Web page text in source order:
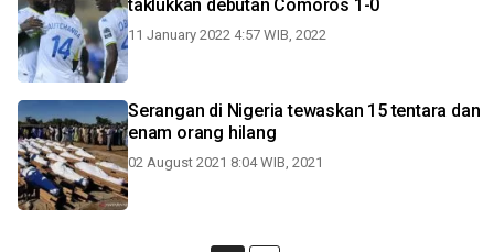
taklukkan debutan Comoros 1-0
11 January 2022 4:57 WIB, 2022
Serangan di Nigeria tewaskan 15 tentara dan
enam orang hilang
02 August 2021 8:04 WIB, 2021